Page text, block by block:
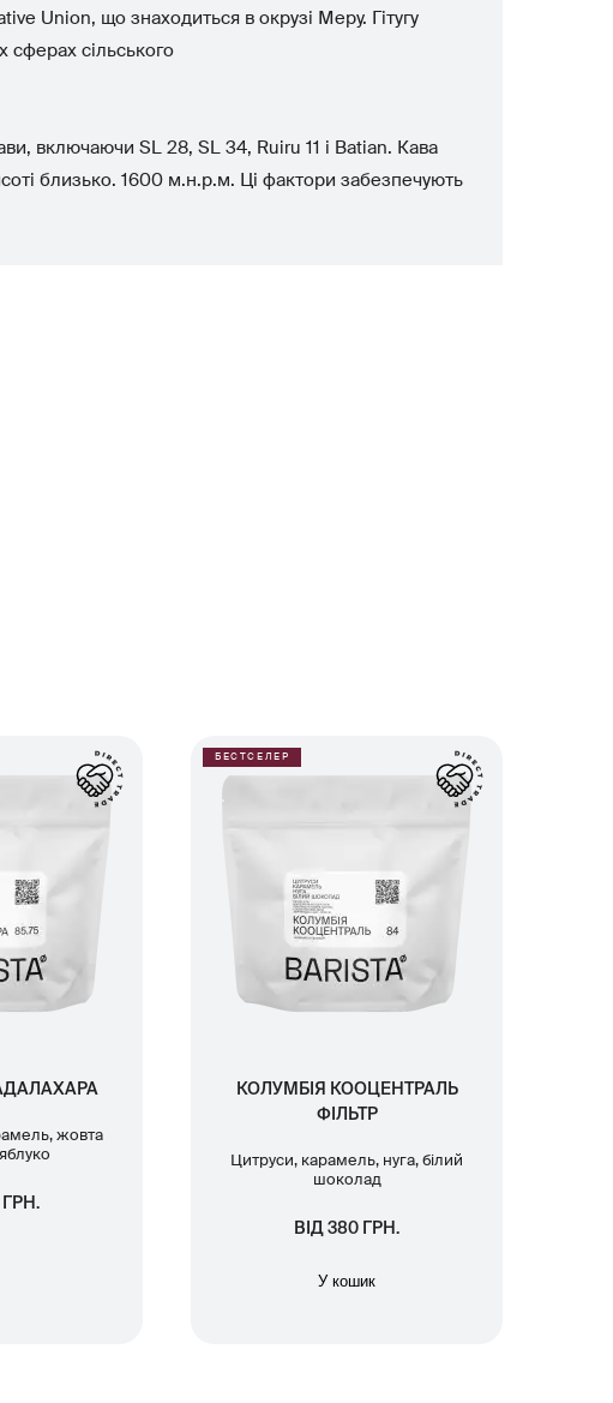
Union, що знаходиться в окрузі Меру. Гітугу
сферах сільського
включаючи SL 28, SL 34, Ruiru 11 і Batian. Кава
близько. 1600 м.н.р.м. Ці фактори забезпечують
жовта
ГРН.
БЕСТСЕЛЕР
КОЛУМБІЯ КООЦЕНТРАЛЬ
ФІЛЬТР
Цитруси, карамель, нуга, білий
шоколад
ВІД 380 ГРН.
У кошик